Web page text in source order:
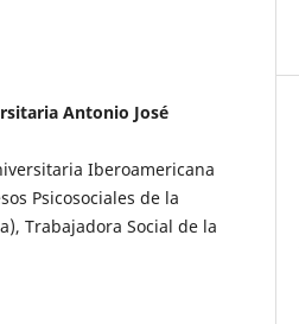
Antonio José
Iberoamericana
Psicosociales de la
Trabajadora Social de la